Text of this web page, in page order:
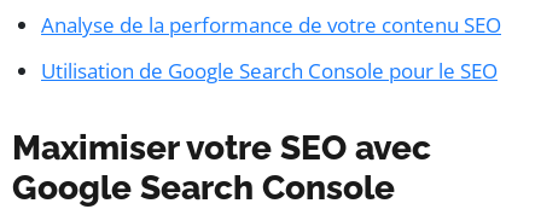
Analyse de la performance de votre contenu SEO
Utilisation de Google Search Console pour le SEO
Maximiser votre SEO avec
Google Search Console